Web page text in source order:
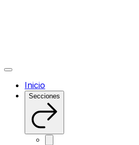
Inicio
Secciones